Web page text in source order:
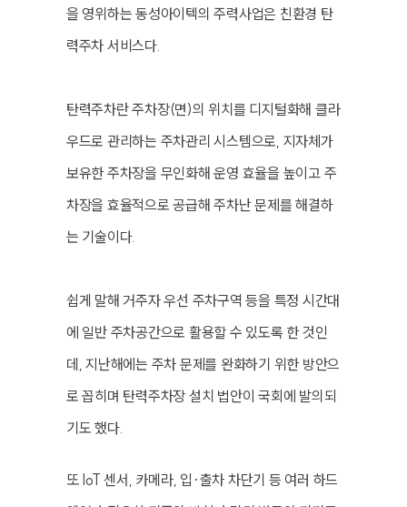
을 영위하는 동성아이텍의 주력사업은 친환경 탄
력주차 서비스다.
탄력주차란 주차장(면)의 위치를 디지털화해 클라
우드로 관리하는 주차관리 시스템으로, 지자체가
보유한 주차장을 무인화해 운영 효율을 높이고 주
차장을 효율적으로 공급해 주차난 문제를 해결하
는 기술이다.
쉽게 말해 거주자 우선 주차구역 등을 특정 시간대
에 일반 주차공간으로 활용할 수 있도록 한 것인
데, 지난해에는 주차 문제를 완화하기 위한 방안으
로 꼽히며 탄력주차장 설치 법안이 국회에 발의되
기도 했다.
또 IoT 센서, 카메라, 입·출차 차단기 등 여러 하드